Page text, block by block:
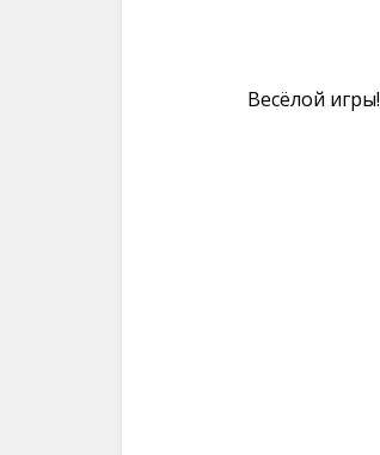
Весёлой игры!